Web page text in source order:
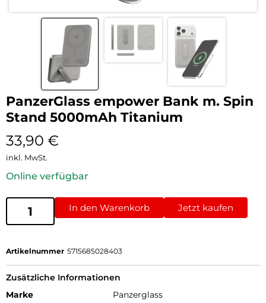
PanzerGlass empower Bank m. Spin
Stand 5000mAh Titanium
33,90 €
inkl. MwSt.
Online verfügbar
In den Warenkorb Jetzt kaufen
Artikelnummer 5715685028403
Zusätzliche Informationen
Marke
Panzerglass